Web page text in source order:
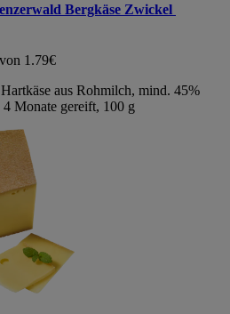
Bergkäse Zwickel
1.79€
aus Rohmilch, mind. 45%
Monate gereift, 100 g